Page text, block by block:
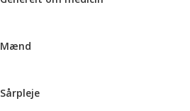
Mænd
Sårpleje